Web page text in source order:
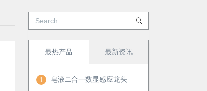
最热产品 最新资讯
1 皂液二合一数显感应龙头